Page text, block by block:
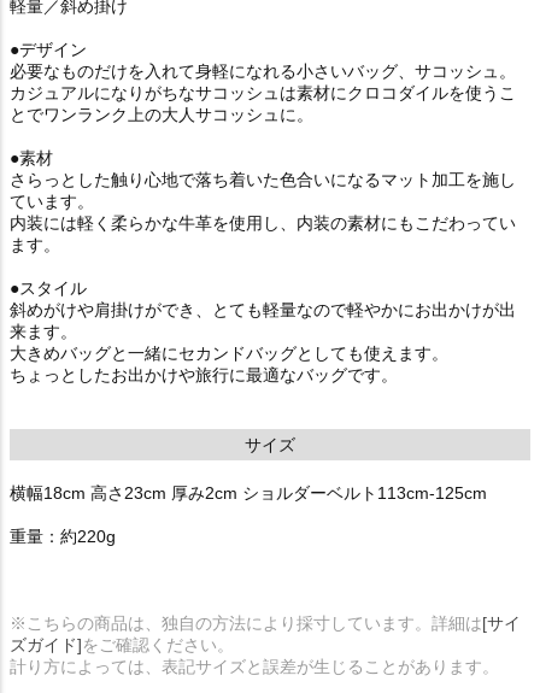
軽量／斜め掛け
●デザイン
必要なものだけを入れて身軽になれる小さいバッグ、サコッシュ。
カジュアルになりがちなサコッシュは素材にクロコダイルを使うこ
とでワンランク上の大人サコッシュに。
●素材
さらっとした触り心地で落ち着いた色合いになるマット加工を施し
ています。
内装には軽く柔らかな牛革を使用し、内装の素材にもこだわってい
ます。
●スタイル
斜めがけや肩掛けができ、とても軽量なので軽やかにお出かけが出
来ます。
大きめバッグと一緒にセカンドバッグとしても使えます。
ちょっとしたお出かけや旅行に最適なバッグです。
サイズ
横幅18cm 高さ23cm 厚み2cm ショルダーベルト113cm-125cm
重量：約220g
※こちらの商品は、独自の方法により採寸しています。詳細は[サイ
ズガイド]をご確認ください。
計り方によっては、表記サイズと誤差が生じることがあります。